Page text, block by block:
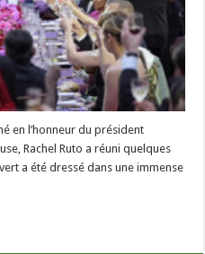
en l’honneur du président
Rachel Ruto a réuni quelques
a été dressé dans une immense